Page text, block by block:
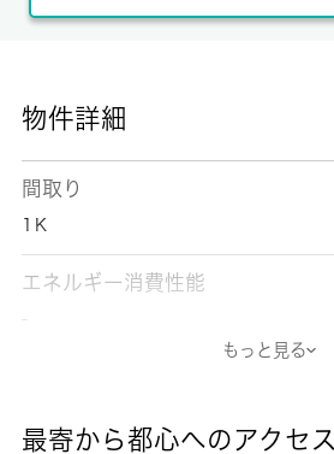
物件詳細
間取り
1Ｋ
エネルギー消費性能
-
もっと見る
最寄から都心へのアクセス